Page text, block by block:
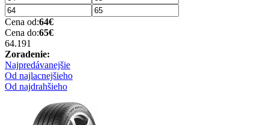
Cena od:64€
Cena do:65€
64.191
Zoradenie:
Najpredávanejšie
Od najlacnejšieho
Od najdrahšieho